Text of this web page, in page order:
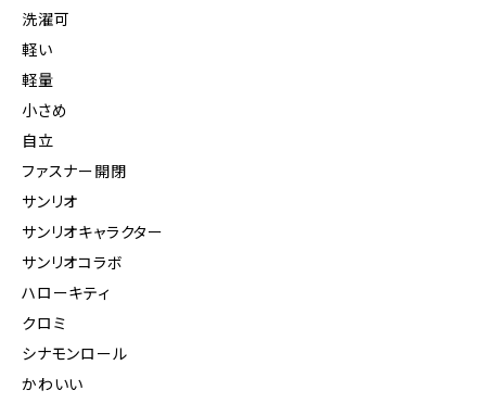
洗濯可
軽い
軽量
小さめ
自立
ファスナー開閉
サンリオ
サンリオキャラクター
サンリオコラボ
ハローキティ
クロミ
シナモンロール
かわいい